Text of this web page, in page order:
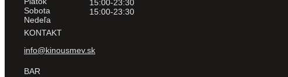
Sobota
Nedeľa
15:00-23:30
15:00-23:30
KONTAKT
info@kinousmev.sk
BAR